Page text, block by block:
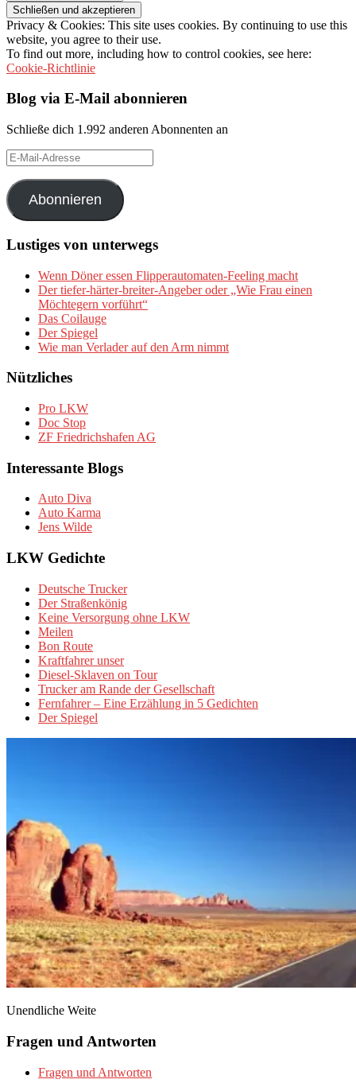
Privacy & Cookies: This site uses cookies. By continuing to use this
website, you agree to their use.
To find out more, including how to control cookies, see here:
Cookie-Richtlinie
Blog via E-Mail abonnieren
Schließe dich 1.992 anderen Abonnenten an
E-
Mail-
Adresse
Abonnieren
Lustiges von unterwegs
Wenn Döner essen Flipperautomaten-Feeling macht
Der tiefer-härter-breiter-Angeber oder „Wie Frau einen
Möchtegern vorführt“
Das Coilauge
Der Spiegel
Wie man Verlader auf den Arm nimmt
Nützliches
Pro LKW
Doc Stop
ZF Friedrichshafen AG
Interessante Blogs
Auto Diva
Auto Karma
Jens Wilde
LKW Gedichte
Deutsche Trucker
Der Straßenkönig
Keine Versorgung ohne LKW
Meilen
Bon Route
Kraftfahrer unser
Diesel-Sklaven on Tour
Trucker am Rande der Gesellschaft
Fernfahrer – Eine Erzählung in 5 Gedichten
Der Spiegel
Unendliche Weite
Fragen und Antworten
Fragen und Antworten